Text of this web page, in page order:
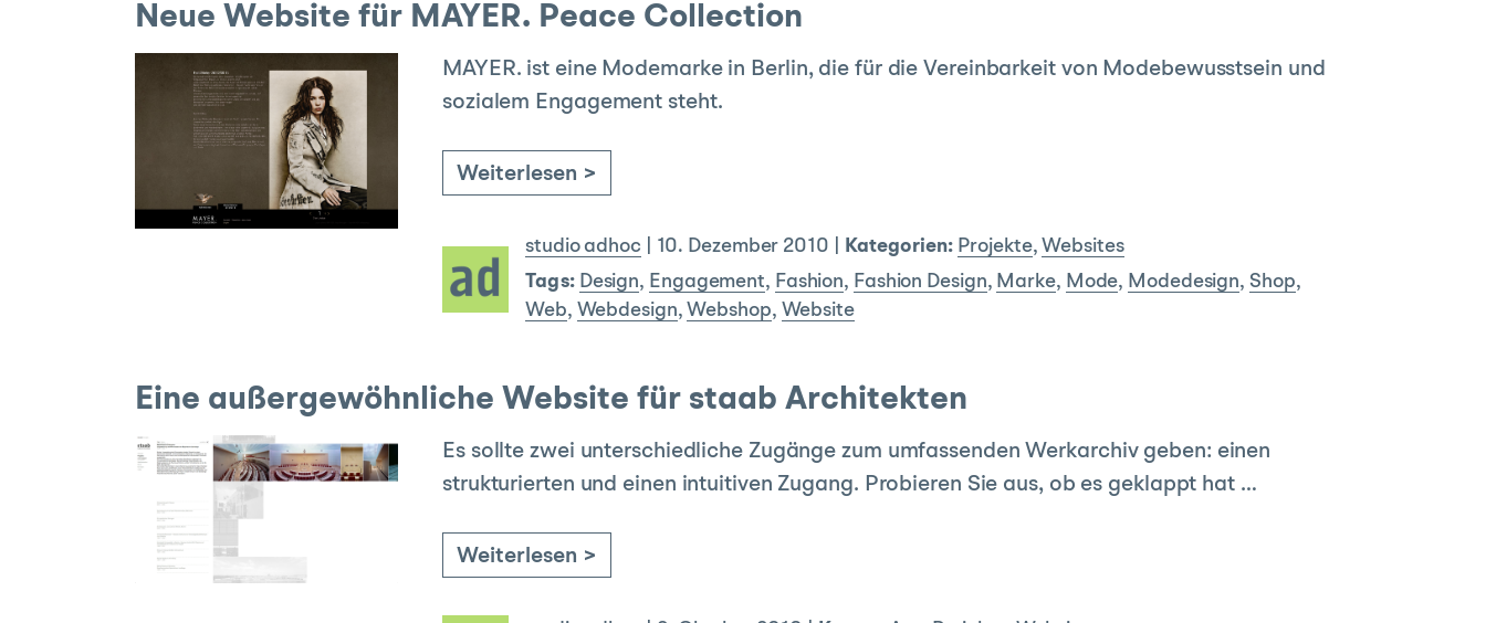
Neue Website für MAYER. Peace Collection
MAYER. ist eine Modemarke in Berlin, die für die Vereinbarkeit von Modebewusstsein und
sozialem Engagement steht.
Weiterlesen >
studio adhoc 10. Dezember 2010 Kategorien: Projekte, Websites
Tags: Design, Engagement, Fashion, Fashion Design, Marke, Mode, Modedesign, Shop,
Web, Webdesign, Webshop, Website
Eine außergewöhnliche Website für staab Architekten
Es sollte zwei unterschiedliche Zugänge zum umfassenden Werkarchiv geben: einen
strukturierten und einen intuitiven Zugang. Probieren Sie aus, ob es geklappt hat …
Weiterlesen >